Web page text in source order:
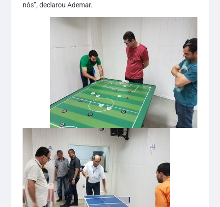
nós”, declarou Ademar.